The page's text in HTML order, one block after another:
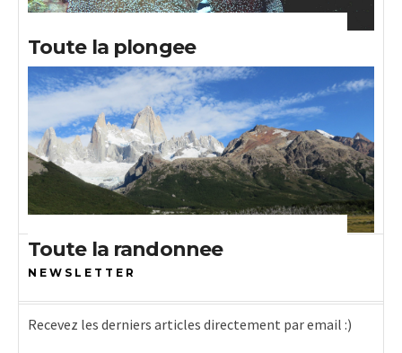
Toute la plongee
Toute la randonnee
NEWSLETTER
Recevez les derniers articles directement par email :)